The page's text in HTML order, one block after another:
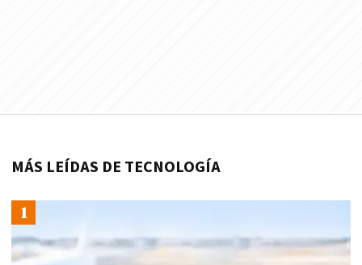
MÁS LEÍDAS DE TECNOLOGÍA